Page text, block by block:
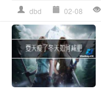
dbd 02-08